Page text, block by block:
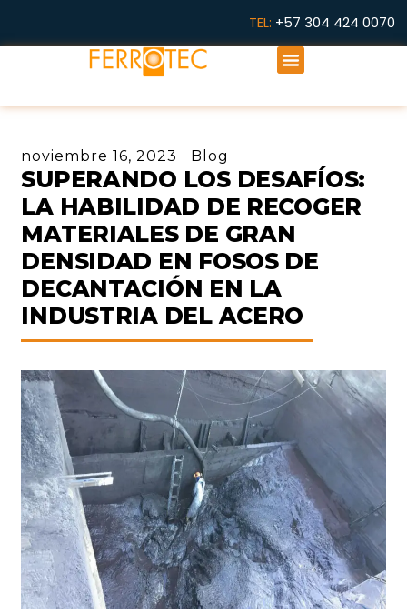
TEL: +57 304 424 0070
Menú
noviembre 16, 2023 Blog
SUPERANDO LOS DESAFÍOS:
LA HABILIDAD DE RECOGER
MATERIALES DE GRAN
DENSIDAD EN FOSOS DE
DECANTACIÓN EN LA
INDUSTRIA DEL ACERO